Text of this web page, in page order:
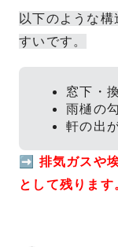
以下のような
すいです。
窓下・
雨樋の
軒の出
➡ 排気ガスや
として残ります